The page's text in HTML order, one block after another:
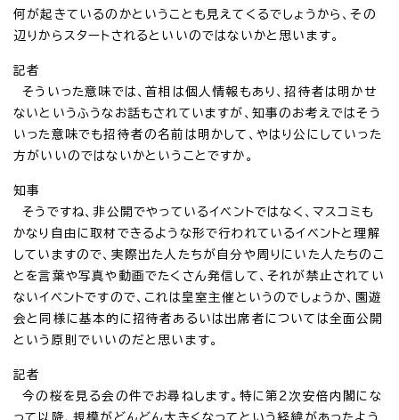
何が起きているのかということも見えてくるでしょうから、その
辺りからスタートされるといいのではないかと思います。
記者
そういった意味では、首相は個人情報もあり、招待者は明かせ
ないというふうなお話もされていますが、知事のお考えではそう
いった意味でも招待者の名前は明かして、やはり公にしていった
方がいいのではないかということですか。
知事
そうですね、非公開でやっているイベントではなく、マスコミも
かなり自由に取材できるような形で行われているイベントと理解
していますので、実際出た人たちが自分や周りにいた人たちのこ
とを言葉や写真や動画でたくさん発信して、それが禁止されてい
ないイベントですので、これは皇室主催というのでしょうか、園遊
会と同様に基本的に招待者あるいは出席者については全面公開
という原則でいいのだと思います。
記者
今の桜を見る会の件でお尋ねします。特に第2次安倍内閣にな
って以降、規模がどんどん大きくなってという経緯があったよう